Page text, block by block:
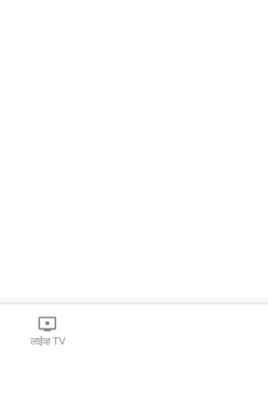
लाईव्ह TV